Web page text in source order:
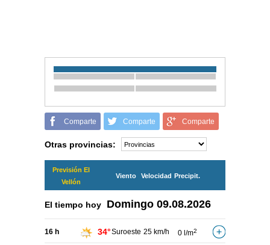
Comparte Comparte Comparte
Otras provincias:
Previsión El
Vellón
Viento Velocidad Precipit.
El tiempo hoy Domingo 09.08.2026
16 h 34°Suroeste 25 km/h 0 l/m2